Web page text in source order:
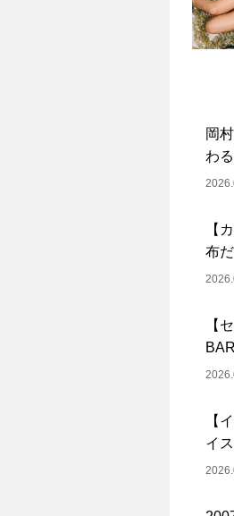
岡
わ
【
布
【
【
イ